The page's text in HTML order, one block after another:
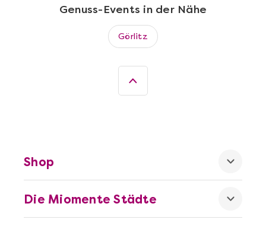
Sushi-Kochkurs@Home
Genuss-Events in der Nähe
Görlitz
Die Miomente Städte
Shop